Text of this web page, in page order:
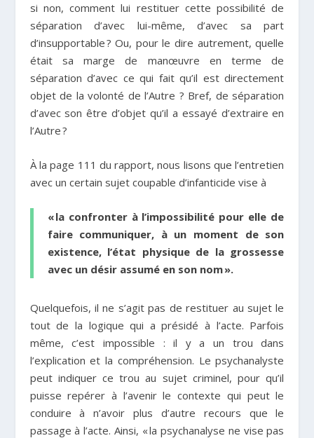
si non, comment lui restituer cette possibilité de
séparation d’avec lui-même, d’avec sa part
d’insupportable ? Ou, pour le dire autrement, quelle
était sa marge de manœuvre en terme de
séparation d’avec ce qui fait qu’il est directement
objet de la volonté de l’Autre ? Bref, de séparation
d’avec son être d’objet qu’il a essayé d’extraire en
l’Autre ?
À la page 111 du rapport, nous lisons que l’entretien
avec un certain sujet coupable d’infanticide vise à
« la confronter à l’impossibilité pour elle de
faire communiquer, à un moment de son
existence, l’état physique de la grossesse
avec un désir assumé en son nom ».
Quelquefois, il ne s’agit pas de restituer au sujet le
tout de la logique qui a présidé à l’acte. Parfois
même, c’est impossible : il y a un trou dans
l’explication et la compréhension. Le psychanalyste
peut indiquer ce trou au sujet criminel, pour qu’il
puisse repérer à l’avenir le contexte qui peut le
conduire à n’avoir plus d’autre recours que le
passage à l’acte. Ainsi, « la psychanalyse ne vise pas